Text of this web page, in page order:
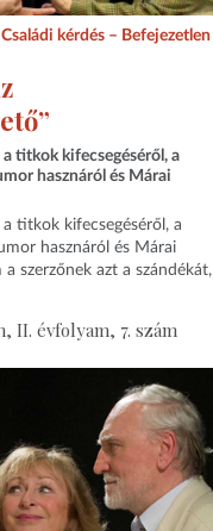
kérdés – Befejezetlen
titkok kifecsegéséről, a
hasznáról és Márai
titkok kifecsegéséről, a
hasznáról és Márai
szerzőnek azt a szándékát,
II. évfolyam, 7. szám